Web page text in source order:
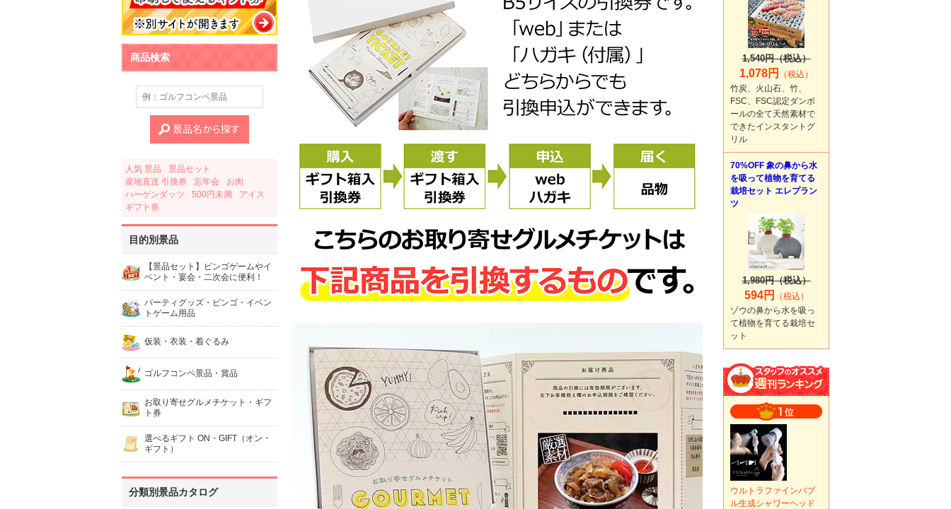
商品検索
人気 景品
景品セット
産地直送 引換券
忘年会
お肉
ハーゲンダッツ
500円未満
アイス
ギフト券
目的別景品
【景品セット】ビンゴゲームやイ
ベント・宴会・二次会に便利！
パーティグッズ・ビンゴ・イベン
トゲーム用品
仮装・衣装・着ぐるみ
ゴルフコンペ景品・賞品
お取り寄せグルメチケット・ギフ
ト券
選べるギフト ON・GIFT（オン・
ギフト）
分類別景品カタログ
1,540円（税込）
1,078円
（税込）
竹炭、火山石、竹、
FSC、FSC認定ダンボ
ールの全て天然素材で
できたインスタントグ
リル
70%OFF 象の鼻から水
を吸って植物を育てる
栽培セット エレプラン
ツ
1,980円（税込）
594円
（税込）
ゾウの鼻から水を吸っ
て植物を育てる栽培セ
ット
ウルトラファインバブ
ル生成シャワーヘッド